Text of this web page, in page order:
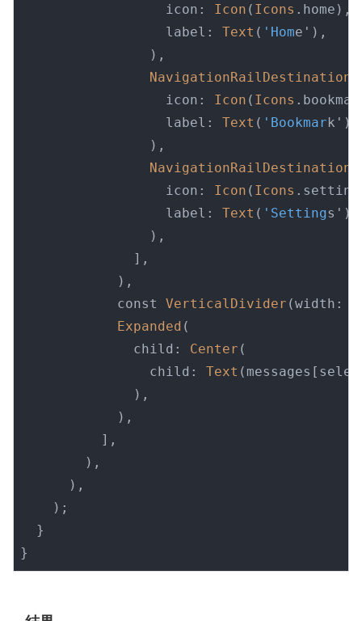
                  icon:
Icon ( Icons .home),
                  label:
Text ( 'Home'),
                ),
NavigationRailDestination
                  icon:
Icon ( Icons
                  label:
Text ( 'Bookmark'),
                ),
NavigationRailDestination
                  icon:
Icon ( Icons
                  label:
Text ( 'Settings'),
                ),
              ],
            ),
            const
VerticalDivider (width:
Expanded (
              child:
Center (
                child:
Text
              ),
            ),
          ],
        ),
      ),
    );
  }
}